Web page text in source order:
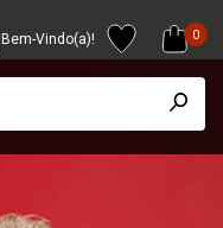
Bem-Vindo(a)! 0